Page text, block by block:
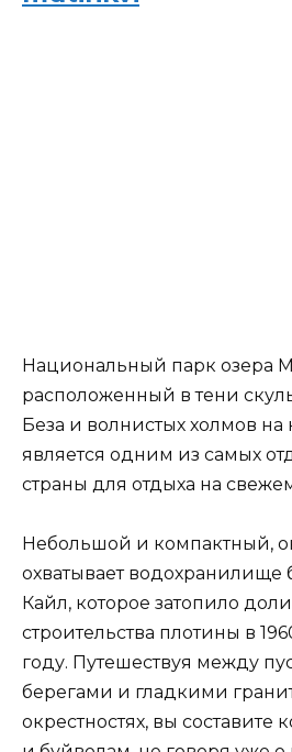
Национальный парк озера
расположенный в тени
Беза и волнистых холмов
является одним из самых
страны для отдыха на
Небольшой и компактный,
охватывает водохранилище
Кайл, которое затопило
строительства плотины в
году. Путешествуя между
берегами и гладкими
окрестностях, вы составите